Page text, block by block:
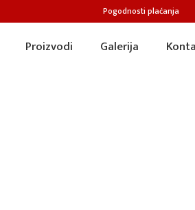
Pogodnosti plaćanja
Proizvodi Galerija